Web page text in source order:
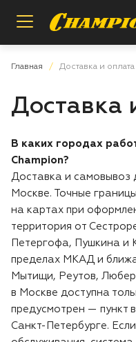
Назад
Пилы цепные
Мотобуры
Опрыскиватели
Измельчители
Газонокосилки
Аккумуляторная техника
Воздуходувки
Назад
Регистрация
Проверка
Условия гарантии
Назад
О бренде
Инструкции и
Сотрудничество
Вопросы и ответы
Заказ запасных частей
Магазины и сервисы
Блог
Главная Доставка и оплата
Доставка
В каких городах
Champion?
Доставка и самовывоз
Москве. Точные
на картах при
территория от
Петергофа, Пушкина и
пределах МКАД и
Мытищи, Реутов,
в Москве доступна
предусмотрен — пункт
Санкт-Петербурге.